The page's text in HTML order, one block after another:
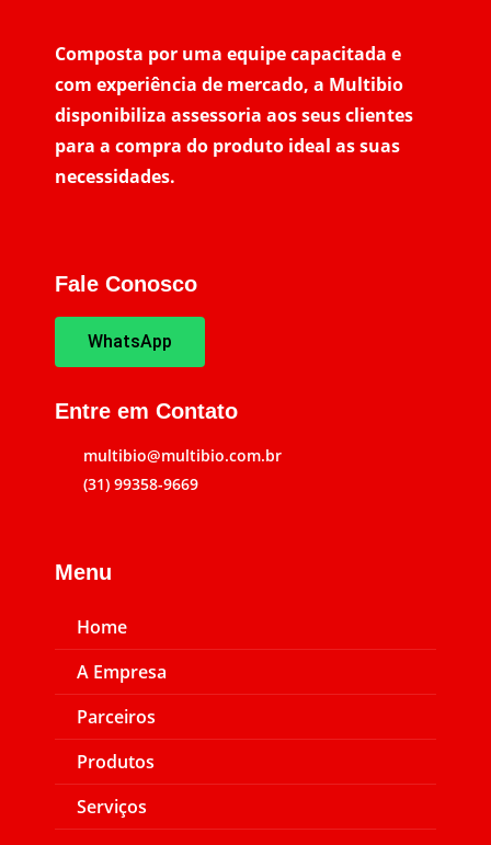
Composta por uma equipe capacitada e
com experiência de mercado, a Multibio
disponibiliza assessoria aos seus clientes
para a compra do produto ideal as suas
necessidades.
Fale Conosco
WhatsApp
Entre em Contato
multibio@multibio.com.br
(31) 99358-9669
Menu
Home
A Empresa
Parceiros
Produtos
Serviços